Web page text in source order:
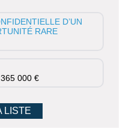
D’UN
RARE
000 €
LISTE